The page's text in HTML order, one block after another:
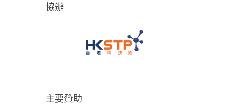
協辦
主要贊助